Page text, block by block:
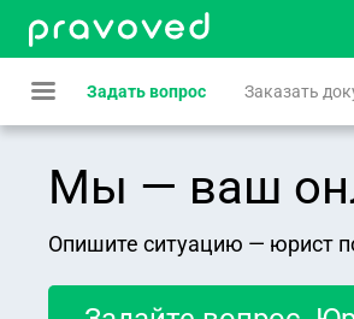
Задать вопрос Заказать
Мы — ваш
Опишите ситуацию — юрист